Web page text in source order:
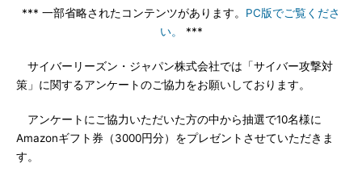
*** 一部省略されたコンテンツがあります。 PC版でご覧くださ
い。
***
サイバーリーズン・ジャパン株式会社では「サイバー攻撃対
策」に関するアンケートのご協力をお願いしております。
アンケートにご協力いただいた方の中から抽選で10名様に
Amazonギフト券（3000円分）をプレゼントさせていただきま
す。